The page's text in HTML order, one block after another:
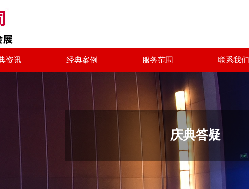
资讯 经典案例 服务范围 联系我们
庆典答疑